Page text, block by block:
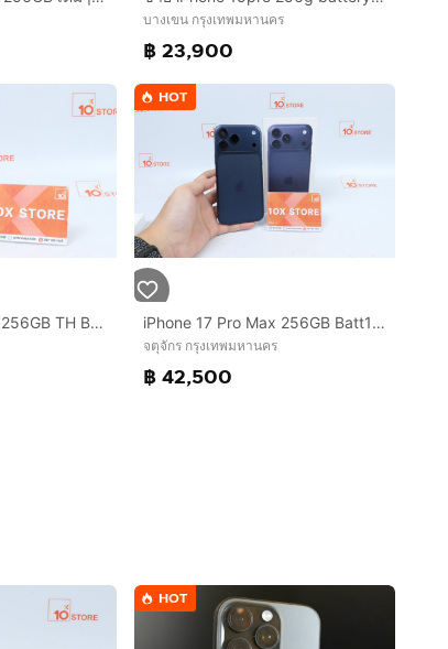
บางเขน กรุงเทพมหานคร
฿ 23,900
iPhone 11 Pro Max 256GB TH Batt72
HOT
iPhone 17 Pro Max 256GB Batt100 03.2027
จตุจักร กรุงเทพมหานคร
฿ 42,500
HOT